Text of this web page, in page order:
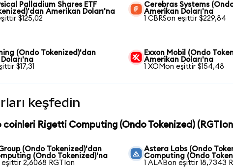
Palladium Shares ETF
Amerikan Doları'na
$125,02
Cerebras Systems
Amerikan Doları'na
1 CBRSon eşittir $229,84
(Ondo Tokenized)'dan
$17,31
Exxon Mobil (Ondo
Amerikan Doları'na
1 XOMon eşittir $154,48
keşfedin
coinleri Rigetti Computing (Ondo Tokenized)
(Ondo Tokenized)'dan
(Ondo Tokenized)'na
eşittir 2,6068 RGTIon
Astera Labs (Ondo
Computing (Ondo
1 ALABon eşittir 18,7343